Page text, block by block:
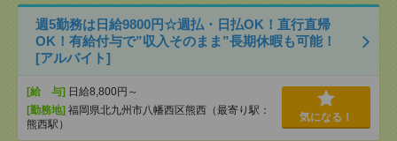
週5勤務は日給9800円☆週払・日払OK！直行直帰
OK！有給付与で”収入そのまま”長期休暇も可能！
[アルバイト]
[給 与] 日給8,800円～
[勤務地] 福岡県北九州市八幡西区熊西（最寄り駅：
熊西駅）
気になる！